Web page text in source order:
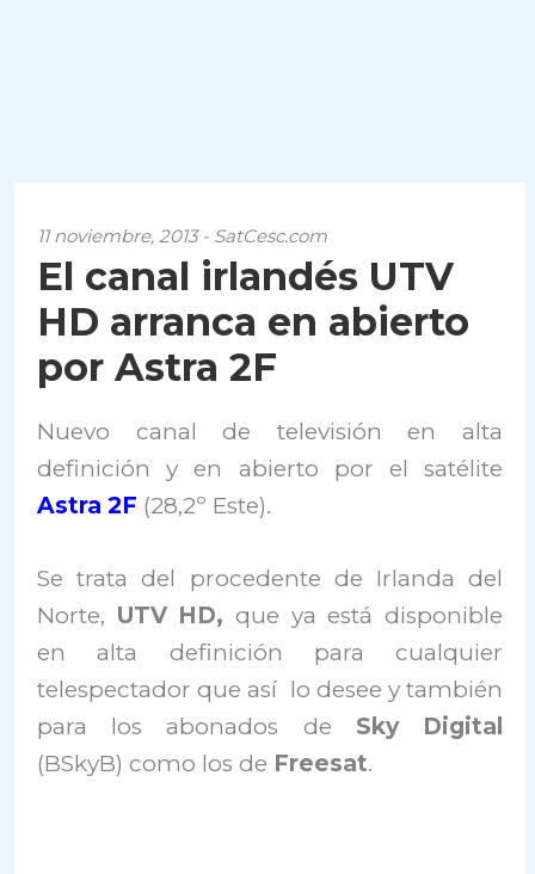
11 noviembre, 2013 - SatCesc.com
El canal irlandés UTV
HD arranca en abierto
por Astra 2F
Nuevo canal de televisión en alta
definición y en abierto por el satélite
Astra 2F (28,2º Este).
Se trata del procedente de Irlanda del
Norte, UTV HD, que ya está disponible
en alta definición para cualquier
telespectador que así lo desee y también
para los abonados de Sky Digital
(BSkyB) como los de Freesat.